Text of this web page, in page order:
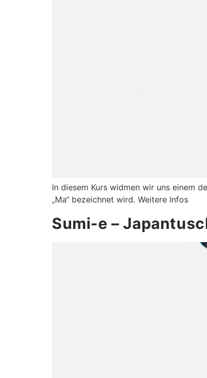
In diesem Kurs widmen wir uns einem
„Ma“ bezeichnet wird. Weitere Infos
Sumi-e –